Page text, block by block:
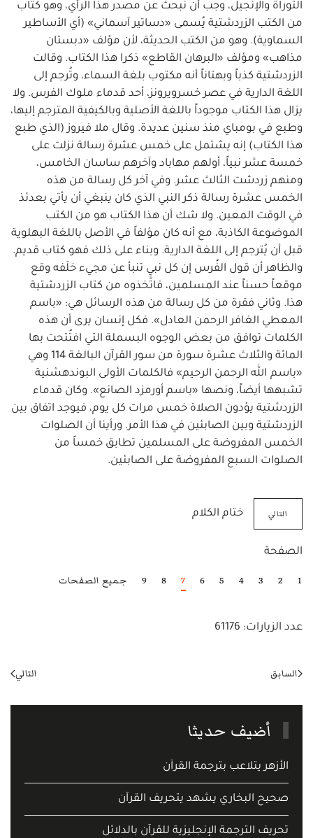
التوراة والإنجيل، وجب أن نبحث عن مصدر هذا الرأي، وهو كتاب
من الكتب الزردشتية يُسمى «دساتير آسماني» (أي الأساطير
السماوية). وهو من الكتب الحديثة، لأن مؤلف «دبستان
مذاهب» ومؤلف «البرهان القاطع» ذكرا هذا الكتاب. وقالت
الزردشتية كذباً وبهتاناً أنه مكتوب بلغة السماء، وتُرجم إلى
اللغة الدارية في عصر خسرويرونز، أحد قدماء ملوك الفرس. ولا
يزال هذا الكتاب موجوداً باللغة الأصلية وبالكيفية المترجم إليها،
وطبع في بومباي منذ سنين عديدة. وقال ملا فيروز (الذي طبع
هذا الكتاب) إنه يشتمل على خمس عشرة رسالة نزلت على
خمسة عشر نبياً، أولهم مهاباد وآخرهم ساسان الخامس،
ومنهم زردشت الثالث عشر. وفي آخر كل رسالة من هذه
الخمس عشرة رسالة ذكر النبي الذي كان ينبغي أن يأتي بعدئذ
في الوقت المعين. ولا شك أن هذا الكتاب هو من الكتب
الموضوعة الكاذبة، مع أنه كان مؤلفاً في الأصل باللغة البهلوية
قبل أن يُترجم إلى اللغة الدارية. وبناء على ذلك فهو كتاب قديم.
والظاهر أن قول الفُرس إن كل نبي تنبأ عن مجيء خلَفه وقع
موقعاً حسناً عند المسلمين، فاتَّخذوه من كتاب الزردشتية
هذا. وثاني فقرة من كل رسالة من هذه الرسائل هي: «باسم
المعطي الغافر الرحمن العادل». فكل إنسان يرى أن هذه
الكلمات توافق من بعض الوجوه البسملة التي افتُتحت بها
المائة والثلاث عشرة سورة من سور القرآن البالغة 114 وهي
«باسم الله الرحمن الرحيم» فالكلمات الأولى البوندهشنية
تشبهها أيضاً، ونصها «باسم أورمزد الصانع». وكان قدماء
الزردشتية يؤدون الصلاة خمس مرات كل يوم، فيوجد اتفاق بين
الزردشتية وبين الصابئين في هذا الأمر. ورأينا أن الصلوات
الخمس المفروضة على المسلمين تطابق خمساً من
الصلوات السبع المفروضة على الصابئين.
التالي ختام الكلام
الصفحة
1
2
3
4
5
6
7
8
9 جميع الصفحات
عدد الزيارات: 61176
السابق التالي
أضيف حديثا
الأزهر يتلاعب بترجمة القرآن
صحيح البخاري يشهد يتحريف القرآن
تحريف الترجمة الإنجليزية للقرآن بالدلائل